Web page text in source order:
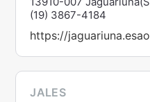
(19) 3867-4184
https://
JALES